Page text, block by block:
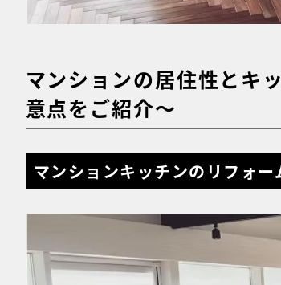
マンションの居住性とキ
意点をご紹介〜
マンションキッチンのリフォー